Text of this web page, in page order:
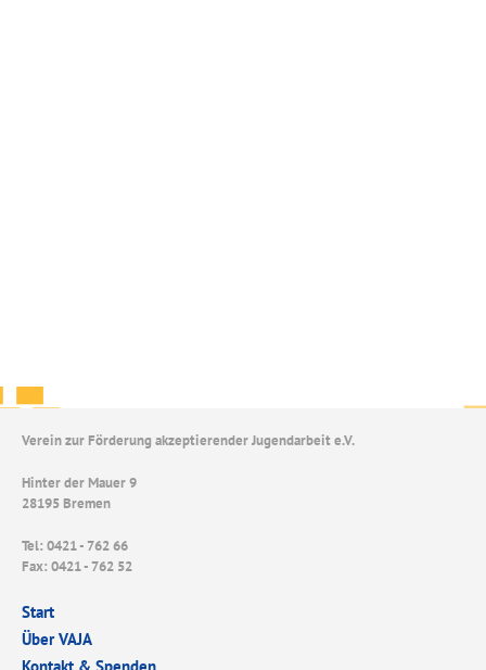
Verein zur Förderung akzeptierender Jugendarbeit e.V.
Hinter der Mauer 9
28195 Bremen
Tel: 0421 - 762 66
Fax: 0421 - 762 52
Start
Über VAJA